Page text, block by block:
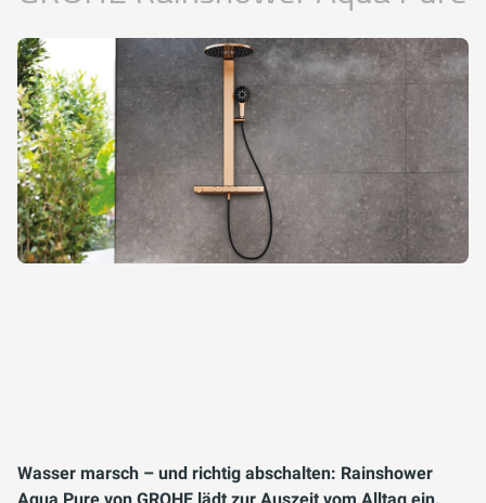
Wasser marsch – und richtig abschalten: Rainshower